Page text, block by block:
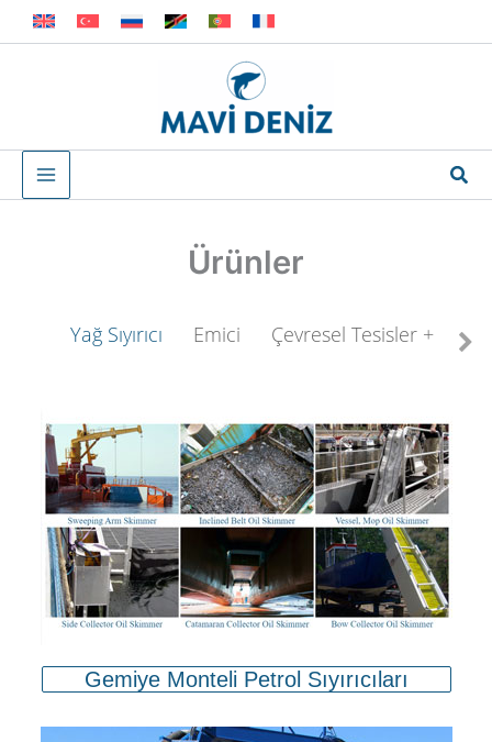
İçeriğe
atla
Ürünler
Yağ Sıyırıcı Emici Çevresel Tesisler +
Gemiye Monteli Petrol Sıyırıcıları